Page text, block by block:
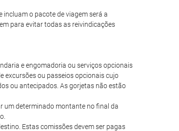
incluam o pacote de viagem será a
para evitar todas as reivindicações
e engomadoria ou serviços opcionais
excursões ou passeios opcionais cujo
ou antecipados. As gorjetas não estão
um determinado montante no final da
Estas comissões devem ser pagas